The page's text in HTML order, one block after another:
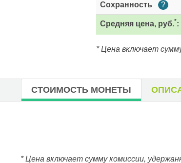
Сохранность ?
Средняя цена, руб.*:
* Цена включает
СТОИМОСТЬ МОНЕТЫ
* Цена включает сумму комиссии,